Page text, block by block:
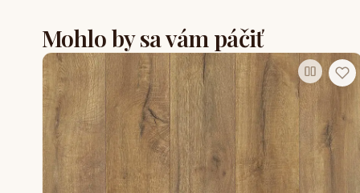
Mohlo by sa vám páčiť